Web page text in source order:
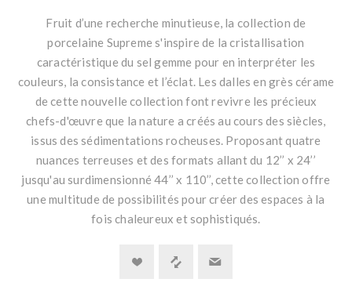
Fruit d’une recherche minutieuse, la collection de
porcelaine Supreme s'inspire de la cristallisation
caractéristique du sel gemme pour en interpréter les
couleurs, la consistance et l’éclat. Les dalles en grès cérame
de cette nouvelle collection font revivre les précieux
chefs-d'œuvre que la nature a créés au cours des siècles,
issus des sédimentations rocheuses. Proposant quatre
nuances terreuses et des formats allant du 12’’ x 24’’
jusqu'au surdimensionné 44’’ x 110’’, cette collection offre
une multitude de possibilités pour créer des espaces à la
fois chaleureux et sophistiqués.